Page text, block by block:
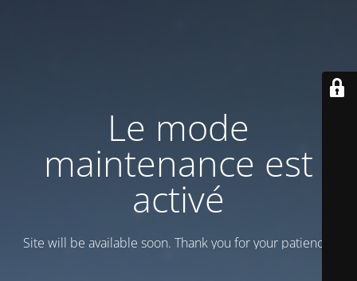
Le mode
maintenance est
activé
Site will be available soon. Thank you for your patience!